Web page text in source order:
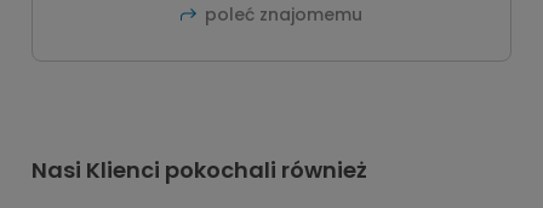
poleć znajomemu
Nasi Klienci pokochali również